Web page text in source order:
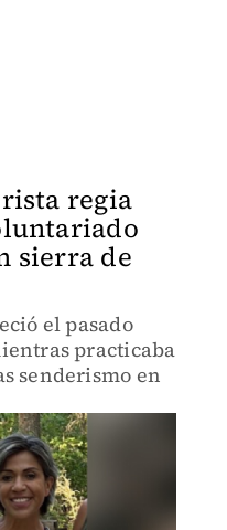
regia
sierra de
el pasado
practicaba
senderismo en